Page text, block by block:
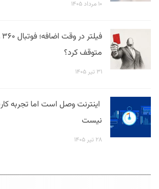
۱۰ مرداد ۱۴۰۵
متوقف کرد؟
۳۱ تیر ۱۴۰۵
اینترنت وصل است اما تجربه
نیست
۲۸ تیر ۱۴۰۵